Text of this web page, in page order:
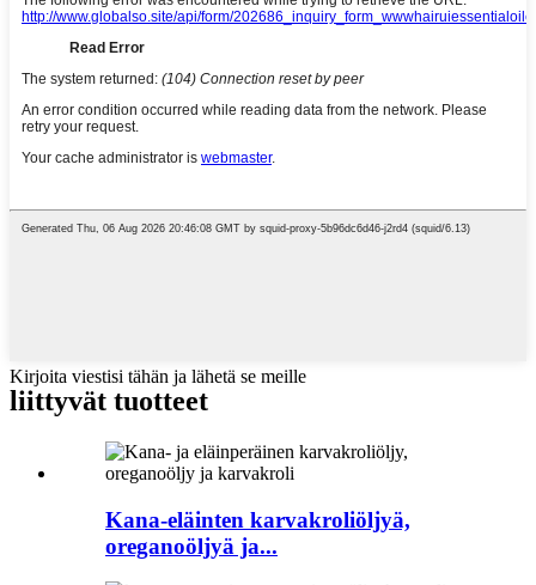
Kirjoita viestisi tähän ja lähetä se meille
liittyvät tuotteet
Kana-eläinten karvakroliöljyä,
oreganoöljyä ja...